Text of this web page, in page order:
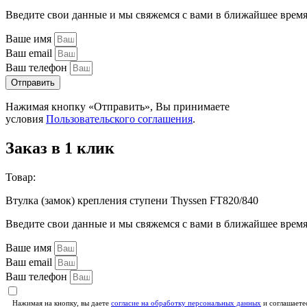
Введите свои данные и мы свяжемся с вами в ближайшее время
Ваше имя
Ваш email
Ваш телефон
Отправить
Нажимая кнопку «Отправить», Вы принимаете
условия Пользовательского соглашения.
Заказ в 1 клик
Товар:
Втулка (замок) крепления ступени Thyssen FT820/840
Введите свои данные и мы свяжемся с вами в ближайшее время
Ваше имя
Ваш email
Ваш телефон
Нажимая на кнопку, вы даете согласие на обработку персональных данных и